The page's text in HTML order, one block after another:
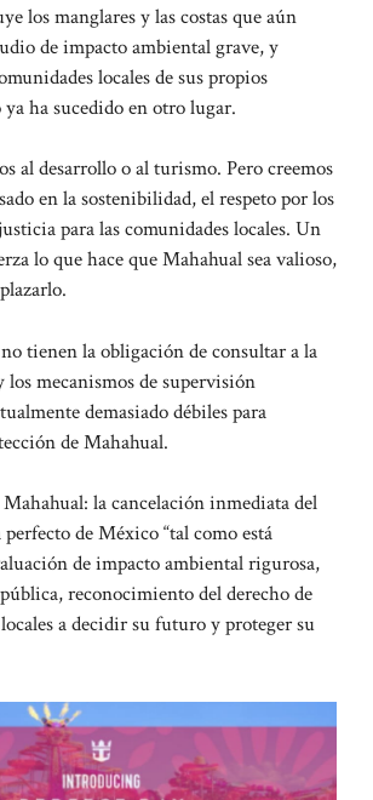
los manglares y las costas que aún
de impacto ambiental grave, y
locales de sus propios
ha sucedido en otro lugar.
al desarrollo o al turismo. Pero creemos
en la sostenibilidad, el respeto por los
para las comunidades locales. Un
lo que hace que Mahahual sea valioso,
tienen la obligación de consultar a la
los mecanismos de supervisión
demasiado débiles para
de Mahahual.
la cancelación inmediata del
de México “tal como está
de impacto ambiental rigurosa,
reconocimiento del derecho de
a decidir su futuro y proteger su